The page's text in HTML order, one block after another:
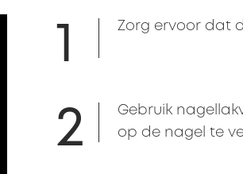
1 Zorg ervoor dat
2
Gebruik
op de nagel te